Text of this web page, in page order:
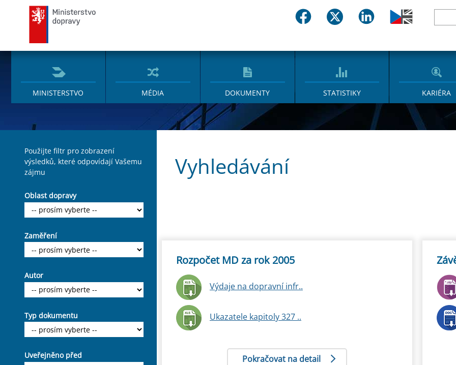
MINISTERSTVO MÉDIA DOKUMENTY STATISTIKY KARIÉRA
Použijte filtr pro zobrazení
výsledků, které odpovídají Vašemu
zájmu
Oblast dopravy
Zaměření
Autor
Typ dokumentu
Uveřejněno před
Vyhledávání
Rozpočet MD za rok 2005
Výdaje na dopravní infr..
Ukazatele kapitoly 327 ..
Pokračovat na detail